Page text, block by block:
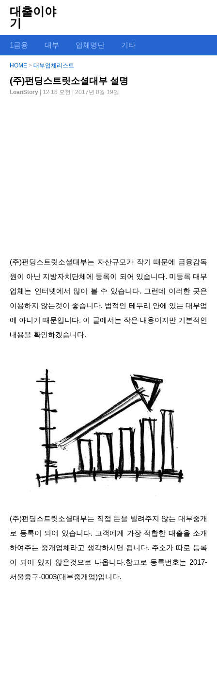
대출이야
기
1금융 대부 업체명단 기타
HOME > 대부업체리스트
(주)펀딩스트릿소셜대부 설명
LoanStory | 12:18 오전 | 2017년 8월 19일
(주)펀딩스트릿소셜대부는 자산규모가 작기 때문에 금융감독
원이 아닌 지방자치단체에 등록이 되어 있습니다. 미등록 대부
업체는 인터넷에서 많이 볼 수 있습니다. 그런데 이러한 곳은
이용하지 않는것이 좋습니다. 법적인 테두리 안에 있는 대부업
에 아니기 때문입니다. 이 글에서는 작은 내용이지만 기본적인
내용을 확인하겠습니다.
(주)펀딩스트릿소셜대부는 직접 돈을 빌려주지 않는 대부중개
로 등록이 되어 있습니다. 고객에게 가장 적합한 대출을 소개
하여주는 중개업체라고 생각하시면 됩니다. 주소가 따로 등록
이 되어 있지 않은것으로 나옵니다.참고로 등록번호는 2017-
서울중구-0003(대부중개업)입니다.